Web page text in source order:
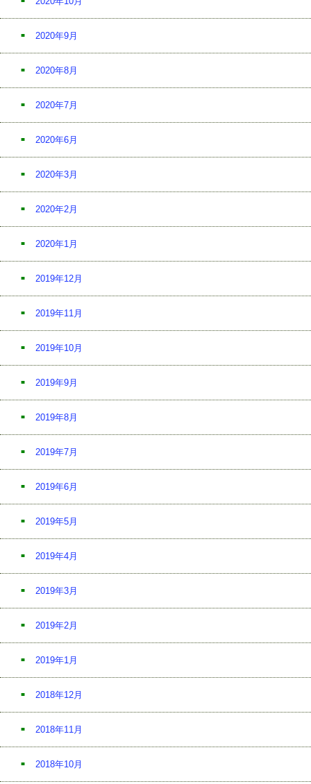
2020年9月
2020年8月
2020年7月
2020年6月
2020年3月
2020年2月
2020年1月
2019年12月
2019年11月
2019年10月
2019年9月
2019年8月
2019年7月
2019年6月
2019年5月
2019年4月
2019年3月
2019年2月
2019年1月
2018年12月
2018年11月
2018年10月